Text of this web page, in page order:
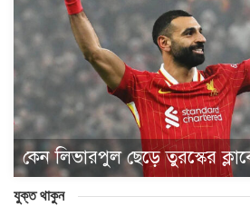
কেন লিভারপুল ছেড়ে তুরস্কের
যুক্ত থাকুন